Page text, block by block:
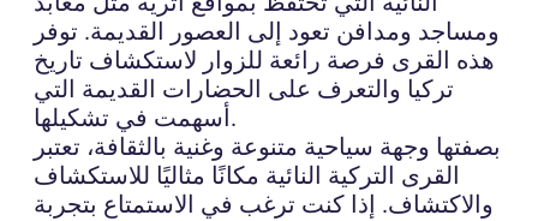
ومساجد ومدافن تعود إلى العصور القديمة. توفر
هذه القرى فرصة رائعة للزوار لاستكشاف تاريخ
تركيا والتعرف على الحضارات القديمة التي
أسهمت في تشكيلها.
بصفتها وجهة سياحية متنوعة وغنية بالثقافة، تعتبر
القرى التركية النائية مكانًا مثاليًا للاستكشاف
والاكتشاف. إذا كنت ترغب في الاستمتاع بتجربة